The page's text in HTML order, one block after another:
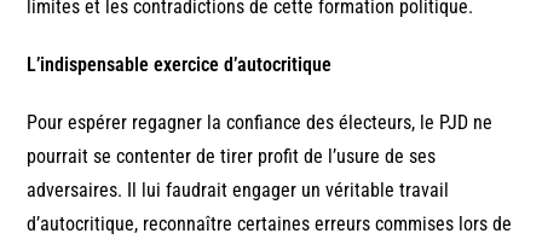
limites et les contradictions de cette formation politique.
L’indispensable exercice d’autocritique
Pour espérer regagner la confiance des électeurs, le PJD ne
pourrait se contenter de tirer profit de l’usure de ses
adversaires. Il lui faudrait engager un véritable travail
d’autocritique, reconnaître certaines erreurs commises lors de